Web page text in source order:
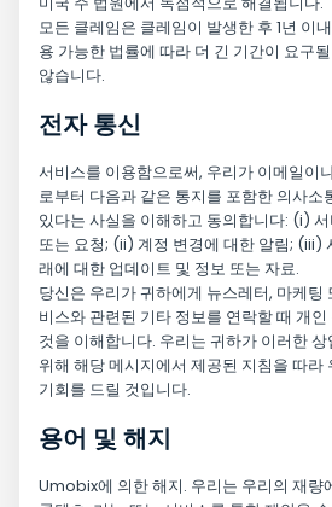
모든 클레임은 클레임이 발생한 후 1년 이
용 가능한 법률에 따라 더 긴 기간이 요구
않습니다.
전자 통신
서비스를 이용함으로써, 우리가 이메일이
로부터 다음과 같은 통지를 포함한 의사소
있다는 사실을 이해하고 동의합니다: (i)
또는 요청; (ii) 계정 변경에 대한 알림; (iii)
래에 대한 업데이트 및 정보 또는 자료.
당신은 우리가 귀하에게 뉴스레터, 마케팅
비스와 관련된 기타 정보를 연락할 때 개
것을 이해합니다. 우리는 귀하가 이러한
위해 해당 메시지에서 제공된 지침을 따라
기회를 드릴 것입니다.
용어 및 해지
Umobix에 의한 해지. 우리는 우리의 재량